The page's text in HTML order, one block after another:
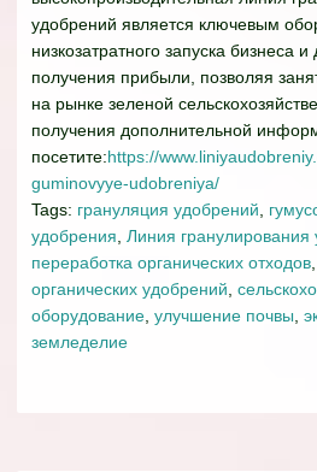
удобрений является ключевым
низкозатратного запуска бизнеса и
получения прибыли, позволяя
на рынке зеленой
получения дополнительной
посетите:https://
guminovyye-udobreniya/
Tags: грануляция удобрений,
удобрения, Линия гранулирования
переработка органических отходов,
органических удобрений,
оборудование, улучшение почвы,
земледелие